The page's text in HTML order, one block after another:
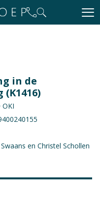
in de
OKI
en Christel Schollen